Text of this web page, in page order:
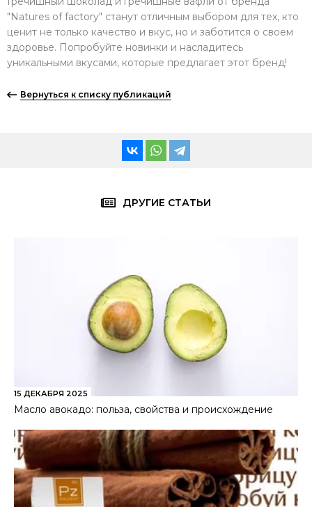
"Natures of factory" станут отличным выбором для тех, кто
ценит не только качество и вкус, но и заботится о своем
здоровье. Попробуйте новинки и насладитесь
уникальными вкусами, которые предлагает этот бренд!
Вернуться к списку публикаций
ДРУГИЕ СТАТЬИ
15 ДЕКАБРЯ 2025
Масло авокадо: польза, свойства и происхождение